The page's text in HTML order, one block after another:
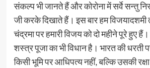
संकल्प भी जानते हैं और कोरोना में सर्वे सन्तु
जी करके दिखाते हैं। इस बार हम विजयादशमी
चंद्रमा पर हमारी विजय को दो महीने पूरे हुए
शस्त्र पूजा का भी विधान है। भारत की धरती
किसी भूमि पर आधिपत्य नहीं, बल्कि उसकी